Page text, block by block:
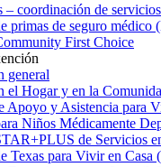
coordinación de servicios
primas de seguro médico
First Choice
general
el Hogar y en la
Apoyo y Asistencia para
Niños Médicamente
de Servicios
Texas para Vivir en